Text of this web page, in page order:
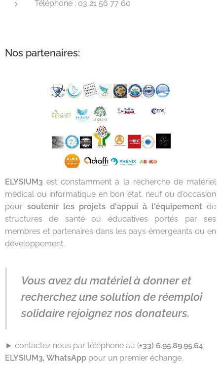
Téléphone : 03 21 56 77 60
Nos partenaires:
ELYSIUM3 est constamment à la recherche de matériel
médical ou informatique en bon état, neuf ou d'occasion
pour soutenir les projets d'appui à l'équipement de
structures de santé ou éducatives portés par ses
membres et partenaires dans les pays émergeants ou en
développement.
Vous avez du matériel à donner et
recherchez une solution de réemploi
solidaire rejoignez nos donateurs.
► contactez nous par téléphone au (+33) 6.95.89.95.64
ELYSIUM3, WhatsApp pour un premier échange.